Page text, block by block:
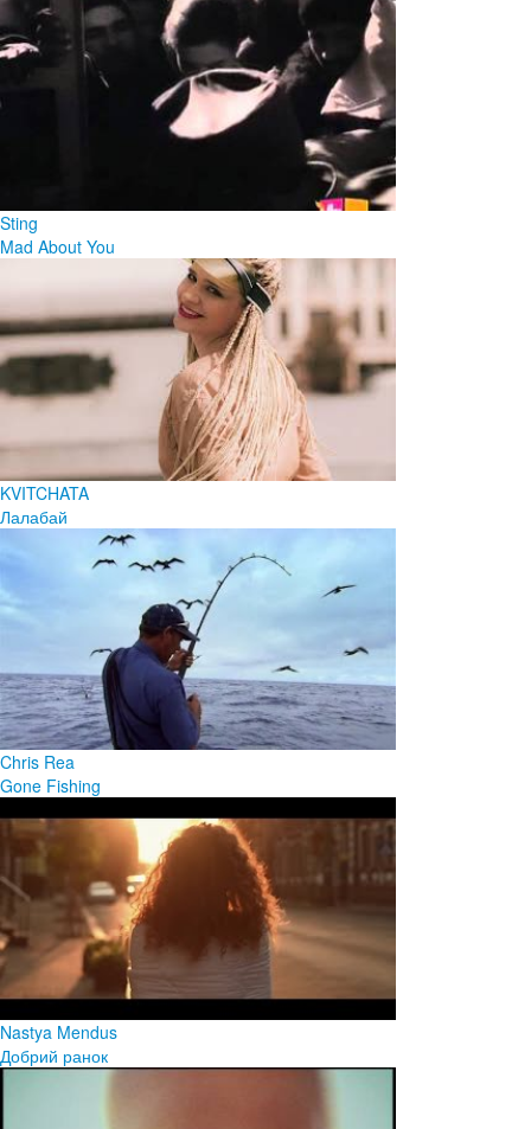
Sting
Mad About You
KVITCHATA
Лалабай
Chris Rea
Gone Fishing
Nastya Mendus
Добрий ранок